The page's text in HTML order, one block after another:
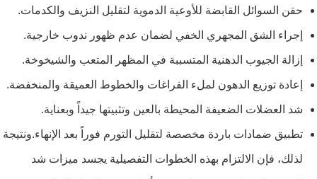
حقن السوائل القابضة للأوعية الدموية لتقليل النزيف والكدمات.
إجراء الشق المجهري الخفي لضمان عدم ظهور ندوب خارجية.
إزالة الجيوب الدهنية المتسببة في المظهر المتعب والشيخوخة.
إعادة توزيع الدهون لملء الفراغات والخطوط العميقة والمنخفضة.
شد العضلات الضعيفة المحيطة بالعين وتثبيتها جيداً وبعناية.
تطبيق ضمادات باردة مخصصة لتقليل التورم فوراً بعد الإنهاء.ونتيجة
لذلك، فإن الالتزام بهذه الخطوات التفصيلية يجسد ميزات شد